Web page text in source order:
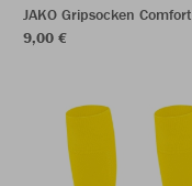
JAKO Gripsocken Comfort
9,00 €